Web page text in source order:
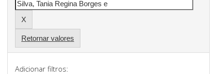
Retornar valores
Adicionar filtros: